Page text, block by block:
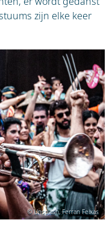
zijn elke keer
© Unsplash, Ferran Feixas